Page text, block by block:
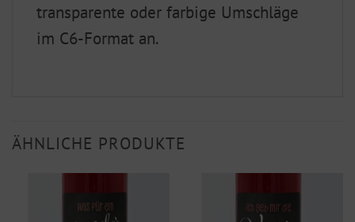
transparente oder farbige Umschläge
im C6-Format an.
ÄHNLICHE PRODUKTE